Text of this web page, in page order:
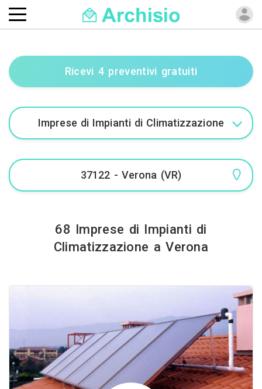
Ricevi 4 preventivi gratuiti
68 Imprese di Impianti di
Climatizzazione a Verona